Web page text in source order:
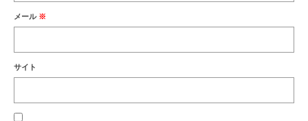
メール ※
サイト